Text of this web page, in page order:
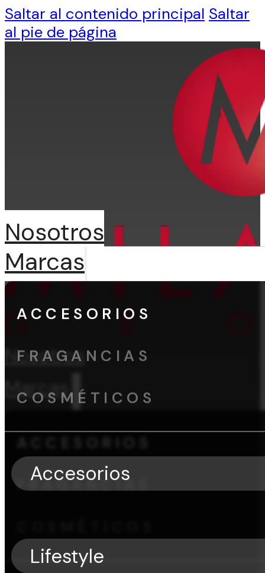
Saltar al contenido principal Saltar
al pie de página
Nosotros
Marcas
ACCESORIOS
FRAGANCIAS
Nosotros
Marcas
ACCESORIOS
FRAGANCIAS
COSMÉTICOS
Accesorios
Lifestyle